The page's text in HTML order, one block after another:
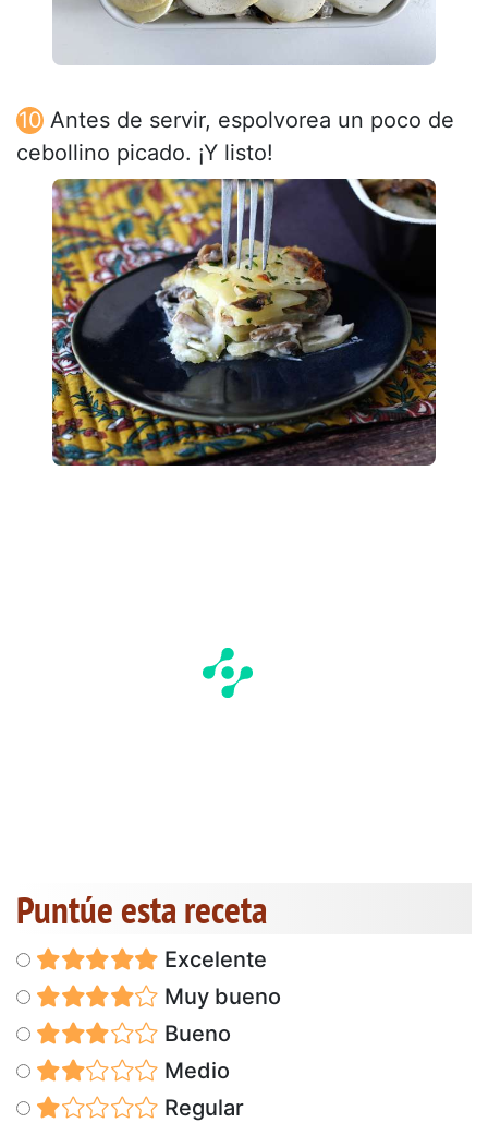
Antes de servir, espolvorea un poco de
cebollino picado. ¡Y listo!
Puntúe esta receta
Excelente
Muy bueno
Bueno
Medio
Regular